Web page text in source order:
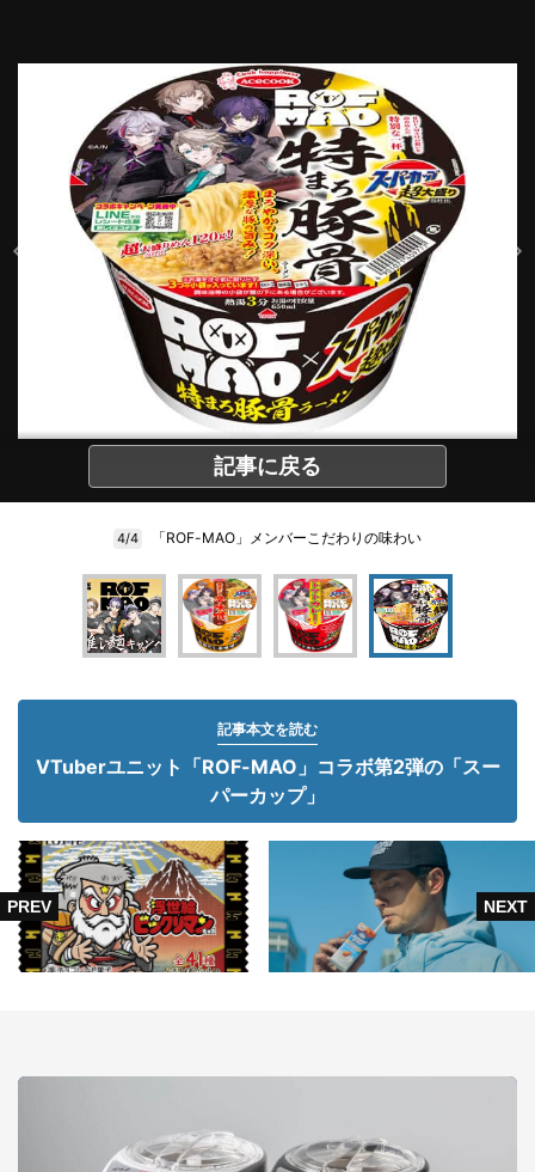
記事に戻る
4/4 「ROF-MAO」メンバーこだわりの味わい
記事本文を読む
VTuberユニット「ROF-MAO」コラボ第2弾の「スー
パーカップ」